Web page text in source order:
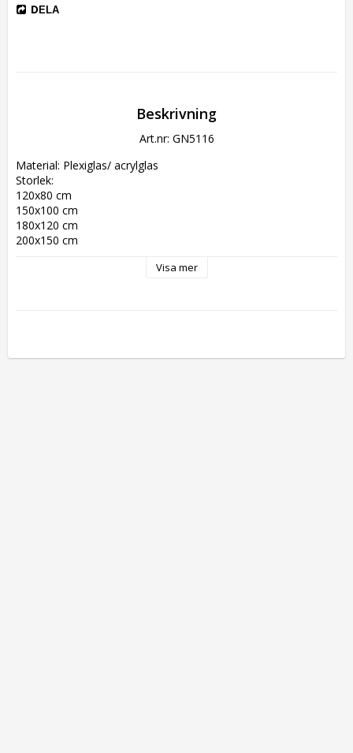
DELA
Beskrivning
Art.nr: GN5116
Material: Plexiglas/ acrylglas
Storlek:
120x80 cm
150x100 cm
180x120 cm
200x150 cm
Visa mer